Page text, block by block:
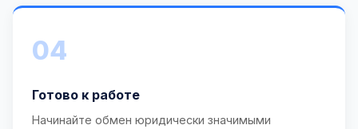
04
Готово к работе
Начинайте обмен юридически значимыми